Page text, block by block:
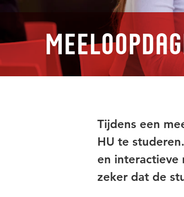
Tijdens een
HU te
en interactieve
zeker dat de